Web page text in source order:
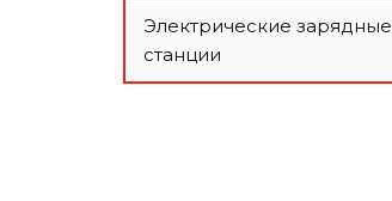
Электрические зарядные
станции